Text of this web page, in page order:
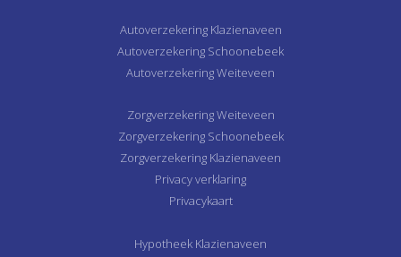
Autoverzekering Klazienaveen
Autoverzekering Schoonebeek
Autoverzekering Weiteveen
Zorgverzekering Weiteveen
Zorgverzekering Schoonebeek
Zorgverzekering Klazienaveen
Privacy verklaring
Privacykaart
Hypotheek Klazienaveen